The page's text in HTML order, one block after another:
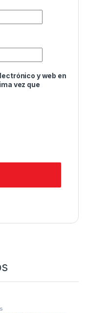
y web en
vez que